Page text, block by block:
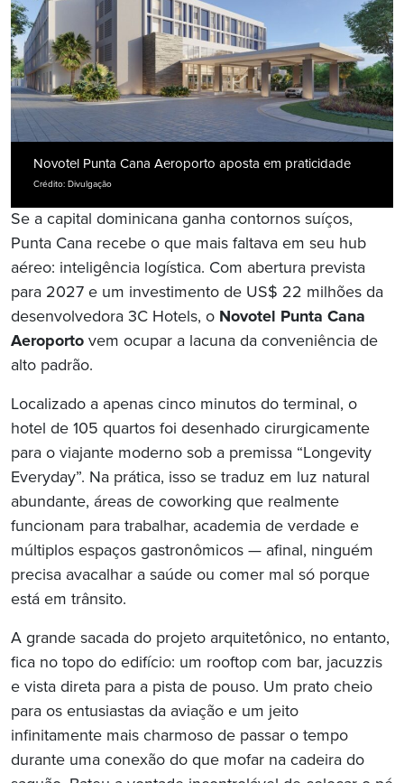
Novotel Punta Cana Aeroporto aposta em praticidade
Crédito: Divulgação
Se a capital dominicana ganha contornos suíços,
Punta Cana recebe o que mais faltava em seu hub
aéreo: inteligência logística. Com abertura prevista
para 2027 e um investimento de US$ 22 milhões da
desenvolvedora 3C Hotels, o Novotel Punta Cana
Aeroporto vem ocupar a lacuna da conveniência de
alto padrão.
Localizado a apenas cinco minutos do terminal, o
hotel de 105 quartos foi desenhado cirurgicamente
para o viajante moderno sob a premissa “Longevity
Everyday”. Na prática, isso se traduz em luz natural
abundante, áreas de coworking que realmente
funcionam para trabalhar, academia de verdade e
múltiplos espaços gastronômicos — afinal, ninguém
precisa avacalhar a saúde ou comer mal só porque
está em trânsito.
A grande sacada do projeto arquitetônico, no entanto,
fica no topo do edifício: um rooftop com bar, jacuzzis
e vista direta para a pista de pouso. Um prato cheio
para os entusiastas da aviação e um jeito
infinitamente mais charmoso de passar o tempo
durante uma conexão do que mofar na cadeira do